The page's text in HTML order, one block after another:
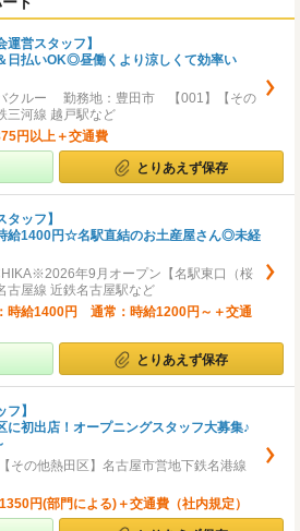
運営スタッフ】
日払いOK◎昼働くより涼しくて効率い
クルー 勤務地：豊田市 【001】【その
三河線 越戸駅など
円以上＋交通費
とりあえず保存
タッフ】
給1400円☆名駅直結のお土産屋さん◎未経
年9月オープン【名駅東口（桜
古屋線 近鉄名古屋駅など
時給1400円 通常：時給1200円～＋交通
とりあえず保存
フ】
に初出店！オープニングスタッフ大募集♪
その他熱田区】名古屋市営地下鉄名港線
円(部門による)＋交通費（社内規定）